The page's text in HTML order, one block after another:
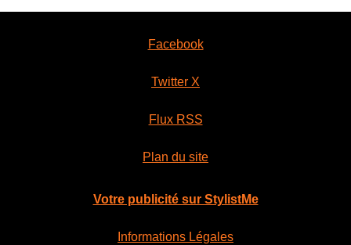
Facebook
Twitter X
Flux RSS
Plan du site
Votre publicité sur StylistMe
Informations Légales